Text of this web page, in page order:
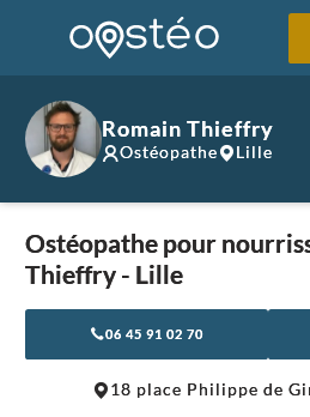
Romain Thieffry
Ostéopathe Lille
Ostéopathe pour
Thieffry - Lille
06 45 91 02 70
18 place Philippe de